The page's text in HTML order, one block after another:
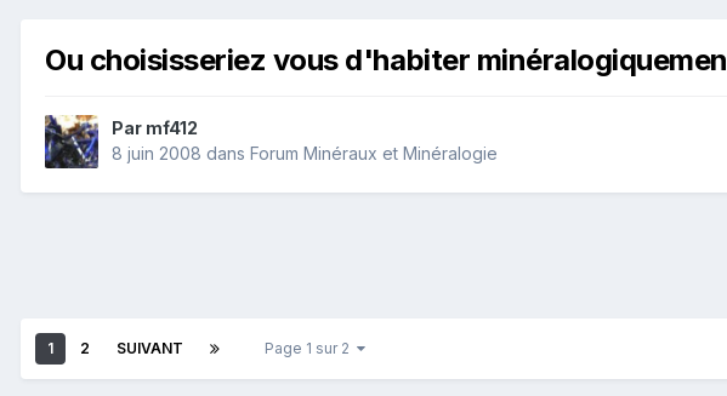
Ou choisisseriez vous d'habiter
Par mf412
8 juin 2008 dans Forum Minéraux et Minéralogie
1 2 SUIVANT Page 1 sur 2